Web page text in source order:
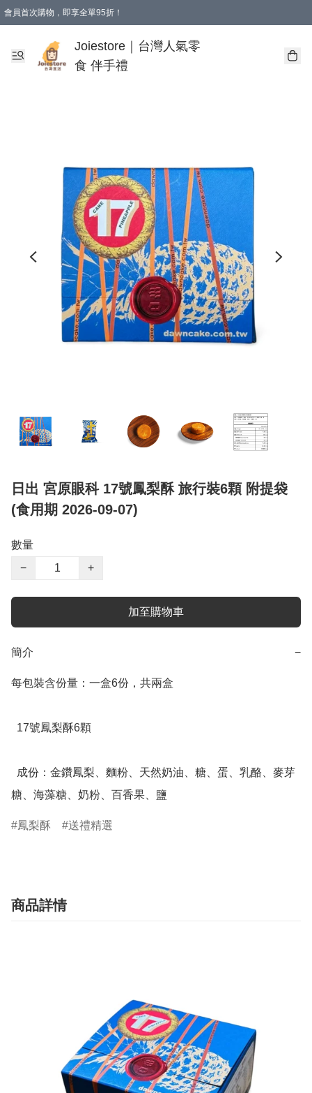
會員首次購物，即享全單95折！
購物滿 HKD 350.00即享免運費優惠！（適用於 本地送貨、本地取貨 )
Joiestore｜台灣人氣零
食 伴手禮
日出 宮原眼科 17號鳳梨酥 旅行裝6顆 附提袋
(食用期 2026-09-07)
數量
−
+
加至購物車
簡介 −
每包裝含份量：一盒6份，共兩盒
糖、海藻糖、奶粉、百香果、鹽
鳳梨酥 送禮精選
商品詳情